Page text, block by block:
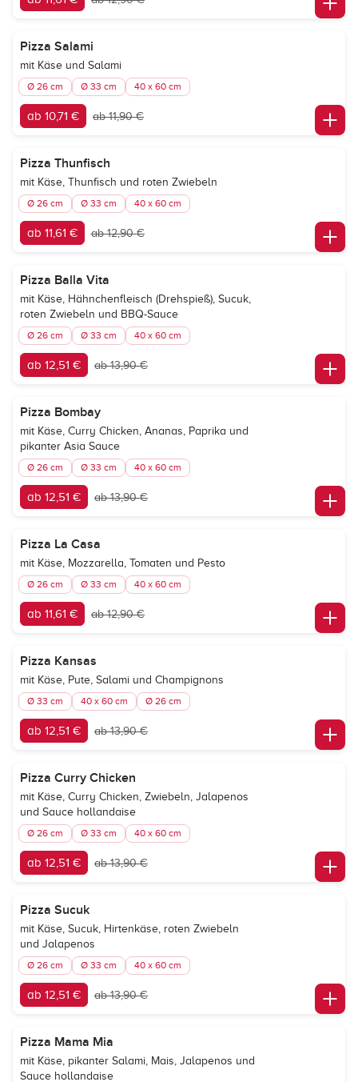
Pizza Salami
mit Käse und Salami
Ø 26 cm Ø 33 cm 40 x 60 cm
ab 10,71 € ab 11,90 €
Pizza Thunfisch
mit Käse, Thunfisch und roten Zwiebeln
Ø 26 cm Ø 33 cm 40 x 60 cm
ab 11,61 € ab 12,90 €
Pizza Balla Vita
mit Käse, Hähnchenfleisch (Drehspieß), Sucuk,
roten Zwiebeln und BBQ-Sauce
Ø 26 cm Ø 33 cm 40 x 60 cm
ab 12,51 € ab 13,90 €
Pizza Bombay
mit Käse, Curry Chicken, Ananas, Paprika und
pikanter Asia Sauce
Ø 26 cm Ø 33 cm 40 x 60 cm
ab 12,51 € ab 13,90 €
Pizza La Casa
mit Käse, Mozzarella, Tomaten und Pesto
Ø 26 cm Ø 33 cm 40 x 60 cm
ab 11,61 € ab 12,90 €
Pizza Kansas
mit Käse, Pute, Salami und Champignons
Ø 33 cm 40 x 60 cm Ø 26 cm
ab 12,51 € ab 13,90 €
Pizza Curry Chicken
mit Käse, Curry Chicken, Zwiebeln, Jalapenos
und Sauce hollandaise
Ø 26 cm Ø 33 cm 40 x 60 cm
ab 12,51 € ab 13,90 €
Pizza Sucuk
mit Käse, Sucuk, Hirtenkäse, roten Zwiebeln
und Jalapenos
Ø 26 cm Ø 33 cm 40 x 60 cm
ab 12,51 € ab 13,90 €
Pizza Mama Mia
mit Käse, pikanter Salami, Mais, Jalapenos und
Sauce hollandaise